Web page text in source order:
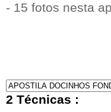
- 15 fotos nesta
2 Técnicas :